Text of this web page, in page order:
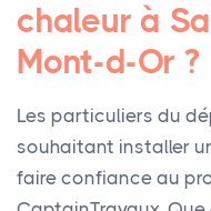
chaleur à
Mont-d-Or ?
Les particuliers du
souhaitant installer
faire confiance au